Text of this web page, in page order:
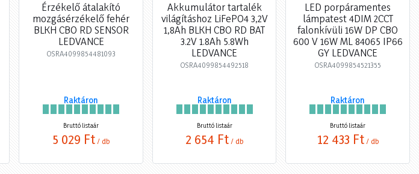
Érzékelő átalakító
mozgásérzékelő fehér
BLKH CBO RD SENSOR
LEDVANCE
OSRA4099854481093
Raktáron
Bruttó listaár
5 029 Ft / db
Akkumulátor tartalék
világításhoz LiFePO4 3,2V
1,8Ah BLKH CBO RD BAT
3.2V 1.8Ah 5.8Wh
LEDVANCE
OSRA4099854492518
Raktáron
Bruttó listaár
2 654 Ft / db
LED porpáramentes
lámpatest 4DIM 2CCT
falonkívüli 16W DP CBO
600 V 16W ML 84065 IP66
GY LEDVANCE
OSRA4099854521355
Raktáron
Bruttó listaár
12 433 Ft / db